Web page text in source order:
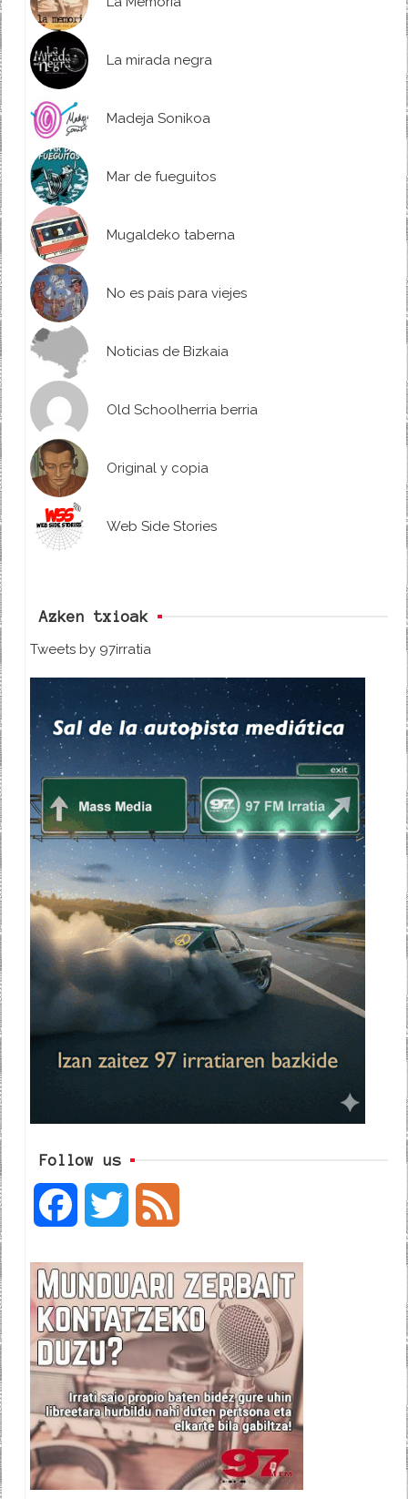
La mirada negra
Madeja Sonikoa
Mar de fueguitos
Mugaldeko taberna
No es país para viejes
Noticias de Bizkaia
Old Schoolherria berria
Original y copia
Web Side Stories
Azken txioak
Tweets by 97irratia
Follow us
c
e
b
o
o
i
t
t
e
e
d